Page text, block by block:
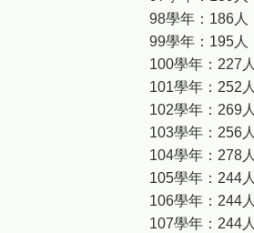
98學年：186人
99學年：195人
100學年：227人
101學年：252人
102學年：269人
103學年：256人
104學年：278人
105學年：244人
106學年：244人
107學年：244人